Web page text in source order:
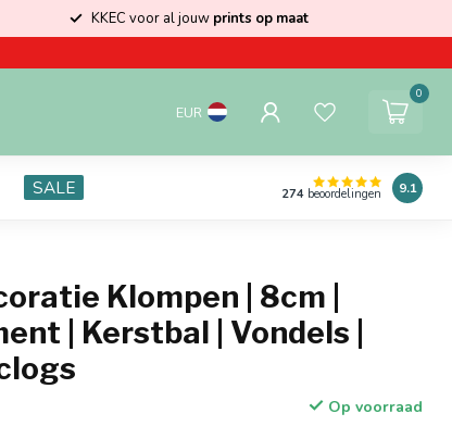
KKEC voor al jouw prints op maat
EUR
0
SALE 274 beoordelingen 9.1
Klompen | 8cm |
| Kerstbal | Vondels |
Op voorraad